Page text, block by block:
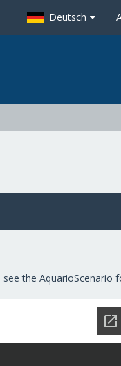
Deutsch
the AquarioScenario